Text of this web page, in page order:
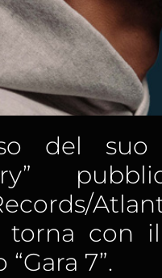
del suo
torna con
7”.